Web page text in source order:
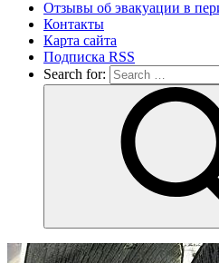
Отзывы об эвакуации в
Контакты
Карта сайта
Подписка RSS
Search for: